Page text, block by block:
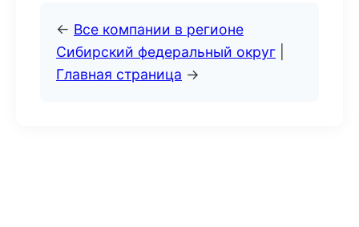
← Все компании в регионе
Сибирский федеральный округ
Главная страница →